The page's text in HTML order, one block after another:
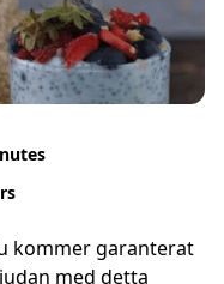
kommer garanterat
med detta